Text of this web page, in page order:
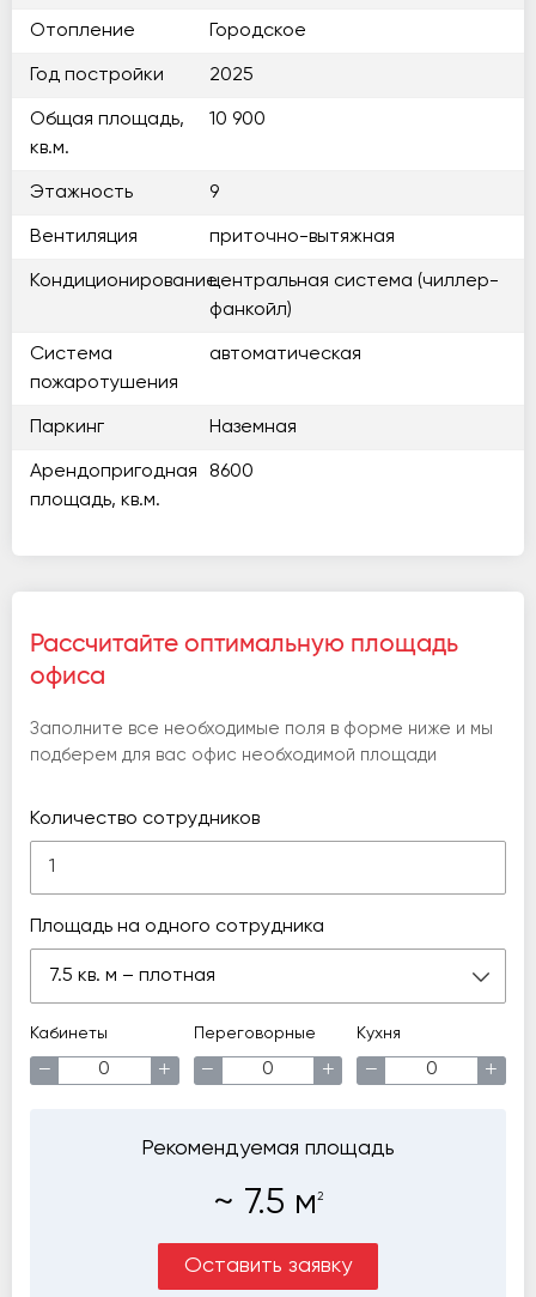
Отопление Городское
Год постройки 2025
Общая площадь,
кв.м.
10 900
Этажность 9
Вентиляция приточно-вытяжная
Кондиционированиецентральная система (чиллер-
фанкойл)
Система
пожаротушения
автоматическая
Паркинг Наземная
Арендопригодная
площадь, кв.м.
8600
Рассчитайте оптимальную площадь
офиса
Заполните все необходимые поля в форме ниже и мы
подберем для вас офис необходимой площади
Количество сотрудников
Площадь на одного сотрудника
7.5 кв. м – плотная
Кабинеты
− +
Переговорные
− +
Кухня
− +
Рекомендуемая площадь
~ 7.5 м 2
Оставить заявку